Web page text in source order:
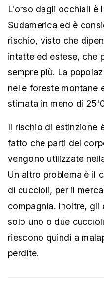
L'orso dagli occhiali è
Sudamerica ed è
rischio, visto che
intatte ed estese, che
sempre più. La
nelle foreste montane
stimata in meno di
Il rischio di estinzione
fatto che parti del
vengono utilizzate
Un altro problema è il
di cuccioli, per il
compagnia. Inoltre, gli
solo uno o due
riescono quindi a
perdite.